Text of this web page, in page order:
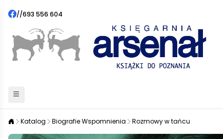
//693 556 604
Katalog Biografie Wspomnienia Rozmowy w tańcu